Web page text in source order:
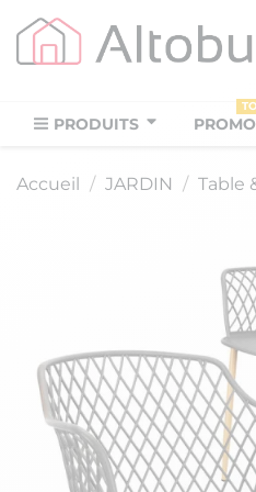
PRODUITS
Accueil JARDIN Table